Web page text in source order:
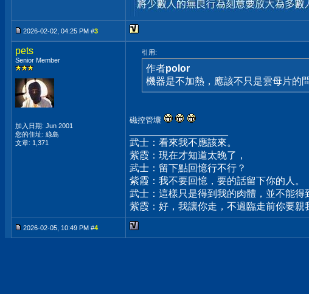
2026-02-02, 04:25 PM #3
pets
Senior Member
加入日期: Jun 2001
您的住址: 綠島
文章: 1,371
引用:
作者polor
機器是不加熱，應該不只是雲母片的
磁控管壞
武士：看來我不應該來。
紫霞：現在才知道太晚了，
武士：留下點回憶行不行？
紫霞：我不要回憶，要的話留下你的人。
武士：這樣只是得到我的肉體，並不能
紫霞：好，我讓你走，不過臨走前你要親
2026-02-05, 10:49 PM #4